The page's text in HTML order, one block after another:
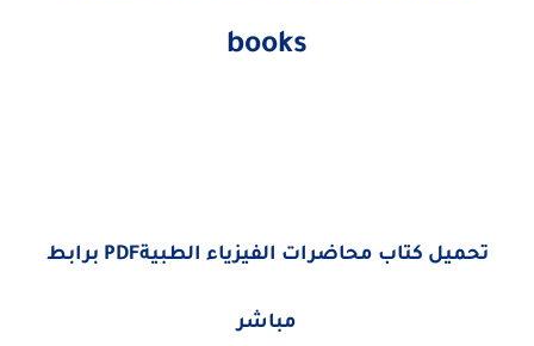
books
تحميل كتاب محاضرات الفيزياء الطبيةPDF برابط
مباشر